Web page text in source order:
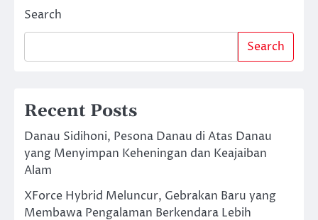
Search
Search
Recent Posts
Danau Sidihoni, Pesona Danau di Atas Danau
yang Menyimpan Keheningan dan Keajaiban
Alam
XForce Hybrid Meluncur, Gebrakan Baru yang
Membawa Pengalaman Berkendara Lebih